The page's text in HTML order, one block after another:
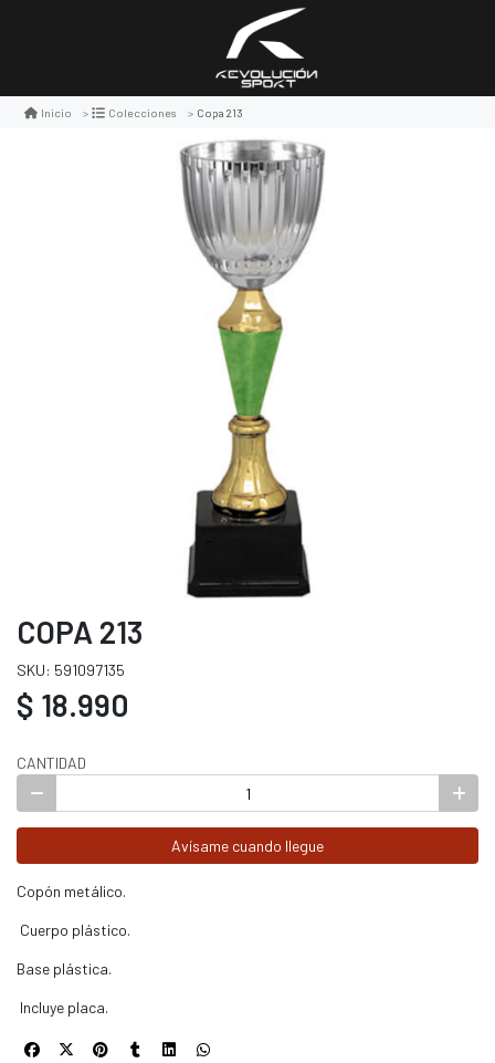
Inicio Colecciones Copa 213
COPA 213
SKU: 591097135
$ 18.990
CANTIDAD
Avísame cuando llegue
Copón metálico.
Cuerpo plástico.
Base plástica.
Incluye placa.